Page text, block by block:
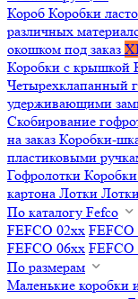
Короб Коробки
различных
окошком под заказ
Коробки с крышкой
Четырехклапанный
удерживающими
Скобирование
на заказ Коробки-
пластиковыми
Гофролотки
картона Лотки
По каталогу Fefco
FEFCO 02xx FEFCO
FEFCO 06xx FEFCO
По размерам
Маленькие коробки